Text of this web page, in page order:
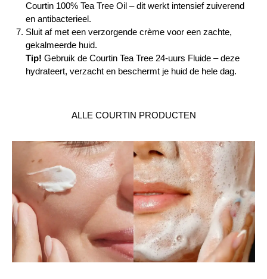
Courtin 100% Tea Tree Oil– dit werkt intensief zuiverend
en antibacterieel.
Sluit af met een verzorgende crème voor een zachte,
gekalmeerde huid.
Tip! Gebruik de Courtin Tea Tree 24-uurs Fluide– deze
hydrateert, verzacht en beschermt je huid de hele dag.
ALLE COURTIN PRODUCTEN